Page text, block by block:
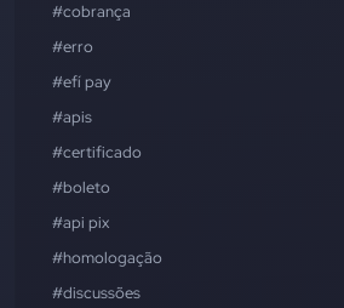
#cobrança
#erro
#efí pay
#apis
#certificado
#boleto
#api pix
#homologação
#discussões